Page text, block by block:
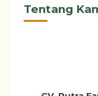
Tentang